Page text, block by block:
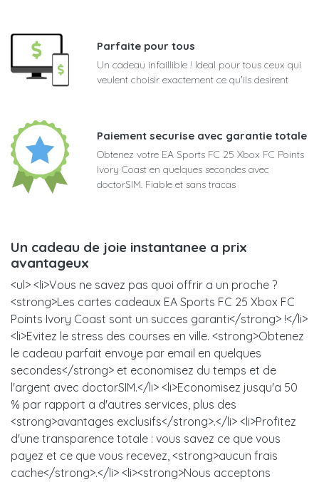
Parfaite pour tous
Un cadeau infaillible ! Ideal pour tous ceux qui
veulent choisir exactement ce qu'ils desirent
Paiement securise avec garantie totale
Obtenez votre EA Sports FC 25 Xbox FC Points
Ivory Coast en quelques secondes avec
doctorSIM. Fiable et sans tracas
Un cadeau de joie instantanee a prix
avantageux
<ul> <li>Vous ne savez pas quoi offrir a un proche ?
<strong>Les cartes cadeaux EA Sports FC 25 Xbox FC
Points Ivory Coast sont un succes garanti</strong> !</li>
<li>Evitez le stress des courses en ville. <strong>Obtenez
le cadeau parfait envoye par email en quelques
secondes</strong> et economisez du temps et de
l'argent avec doctorSIM.</li> <li>Economisez jusqu'a 50
% par rapport a d'autres services, plus des
<strong>avantages exclusifs</strong>.</li> <li>Profitez
d'une transparence totale : vous savez ce que vous
payez et ce que vous recevez, <strong>aucun frais
cache</strong>.</li> <li><strong>Nous acceptons